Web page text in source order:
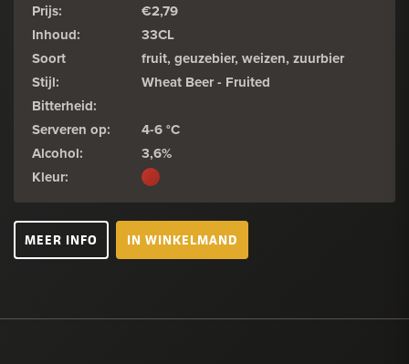
Prijs:
€2,79
Inhoud:
33CL
Soort
fruit, geuzebier, weizen, zuurbier
Stijl:
Wheat Beer - Fruited
Bitterheid:
Serveren op:
4-6 °C
Alcohol:
3,6%
Kleur:
MEER INFO IN WINKELMAND